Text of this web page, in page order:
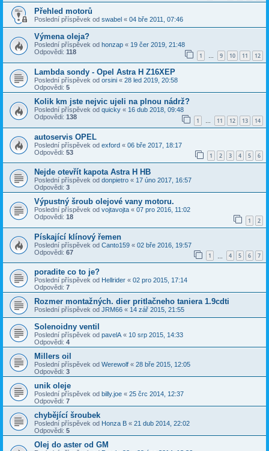
Přehled motorů
Poslední příspěvek od swabel « 04 bře 2011, 07:46
Výmena oleja?
Poslední příspěvek od honzap « 19 čer 2019, 21:48
Odpovědi: 118 1 … 9 10 11 12
Lambda sondy - Opel Astra H Z16XEP
Poslední příspěvek od orsini « 28 led 2019, 20:58
Odpovědi: 5
Kolik km jste nejvic ujeli na plnou nádrž?
Poslední příspěvek od quicky « 16 dub 2018, 09:48
Odpovědi: 138 1 … 11 12 13 14
autoservis OPEL
Poslední příspěvek od exford « 06 bře 2017, 18:17
Odpovědi: 53 1 2 3 4 5 6
Nejde otevřít kapota Astra H HB
Poslední příspěvek od donpietro « 17 úno 2017, 16:57
Odpovědi: 3
Výpustný šroub olejové vany motoru.
Poslední příspěvek od vojtavojta « 07 pro 2016, 11:02
Odpovědi: 18 1 2
Pískající klínový řemen
Poslední příspěvek od Canto159 « 02 bře 2016, 19:57
Odpovědi: 67 1 4 5 6 7
poradite co to je?
Poslední příspěvek od Hellrider « 02 pro 2015, 17:14
Odpovědi: 7
Rozmer montažných. dier pritlačneho taniera 1.9cdti
Poslední příspěvek od JRM66 « 14 zář 2015, 21:55
Solenoidny ventil
Poslední příspěvek od pavelA« 10 srp 2015, 14:33
Odpovědi: 4
Millers oil
Poslední příspěvek od Werewolf « 28 bře 2015, 12:05
Odpovědi: 3
unik oleje
Poslední příspěvek od billy.joe « 25 črc 2014, 12:37
Odpovědi: 7
chybějící šroubek
Poslední příspěvek od Honza B « 21 dub 2014, 22:02
Odpovědi: 5
Olej do aster od GM